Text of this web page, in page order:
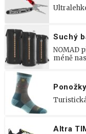
Suchý
NOMAD
méně
Altra